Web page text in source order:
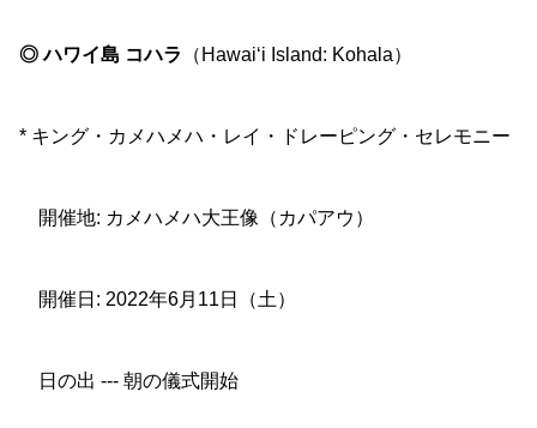
◎ ハワイ島 コハラ （Hawai‘i Island: Kohala）
* キング・カメハメハ・レイ・ドレーピング・セレモニー
開催地: カメハメハ大王像（カパアウ）
開催日: 2022年6月11日（土）
日の出 --- 朝の儀式開始